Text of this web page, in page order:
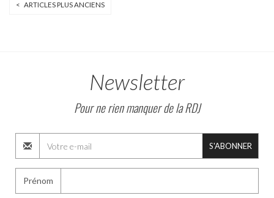
< ARTICLES PLUS ANCIENS
Newsletter
Pour ne rien manquer de la RDJ
S'ABONNER
Prénom